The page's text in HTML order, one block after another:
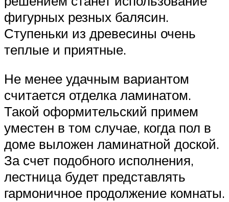
фигурных резных балясин.
Ступеньки из древесины очень
теплые и приятные.
Не менее удачным вариантом
считается отделка ламинатом.
Такой оформительский примем
уместен в том случае, когда пол в
доме выложен ламинатной доской.
За счет подобного исполнения,
лестница будет представлять
гармоничное продолжение комнаты.